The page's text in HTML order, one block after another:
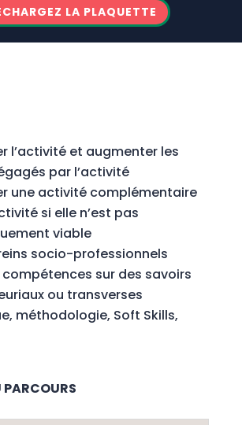
LA PLAQUETTE
l’activité et augmenter les
par l’activité
une activité complémentaire
si elle n’est pas
viable
socio-professionnels
sur des savoirs
ou transverses
méthodologie, Soft Skills,
PARCOURS